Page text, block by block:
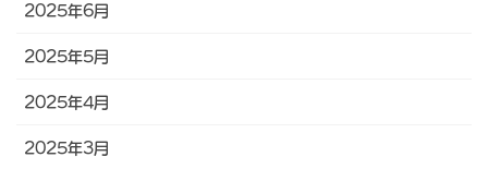
2025年6月
2025年5月
2025年4月
2025年3月